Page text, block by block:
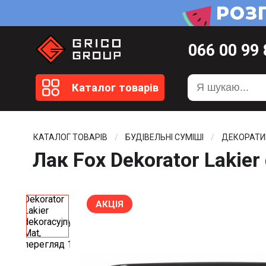
Каталог товарів
066 00 99
099 20 51
099 20 59
КАТАЛОГ ТОВАРІВ БУДІВЕЛЬНІ СУМІШІ
Лак Fox Dekorator
АКЦІЯ